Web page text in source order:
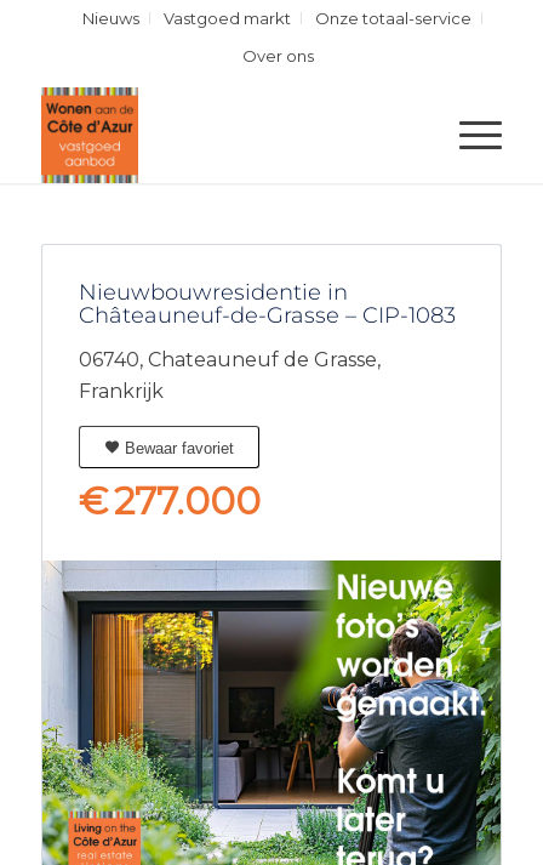
Nieuws Vastgoed markt
Onze totaal-service
Over ons
Nieuwbouwresidentie in
Châteauneuf-de-Grasse – CIP-1083
06740, Chateauneuf de Grasse,
Frankrijk
Bewaar favoriet
€277.000